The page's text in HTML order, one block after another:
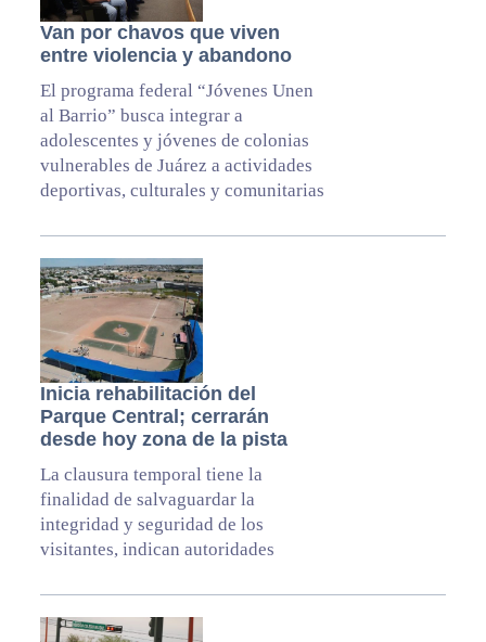
Van por chavos que viven
entre violencia y abandono
El programa federal “Jóvenes Unen
al Barrio” busca integrar a
adolescentes y jóvenes de colonias
vulnerables de Juárez a actividades
deportivas, culturales y comunitarias
Inicia rehabilitación del
Parque Central; cerrarán
desde hoy zona de la pista
La clausura temporal tiene la
finalidad de salvaguardar la
integridad y seguridad de los
visitantes, indican autoridades